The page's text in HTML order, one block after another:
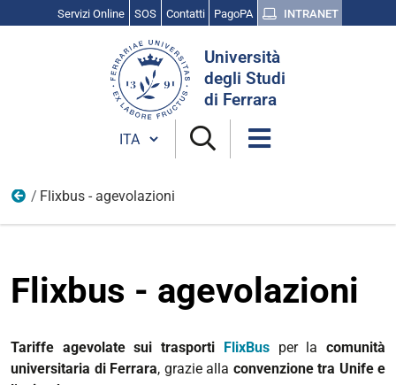
Servizi Online SOS Contatti PagoPA INTRANET
Università
degli Studi
di Ferrara
Cambia lingua
Muoversi da e per Ferrara
Flixbus - agevolazioni
Flixbus - agevolazioni
Tariffe agevolate sui trasporti FlixBusper lacomunità
universitaria di Ferrara, grazie alla convenzione tra Unife e